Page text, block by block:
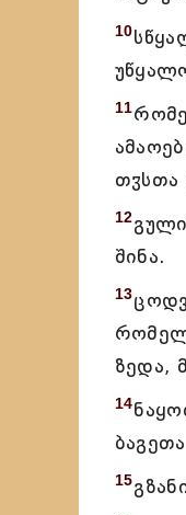
10
11
თჳსთა
12
შინა.
13
ზედა,
14
15